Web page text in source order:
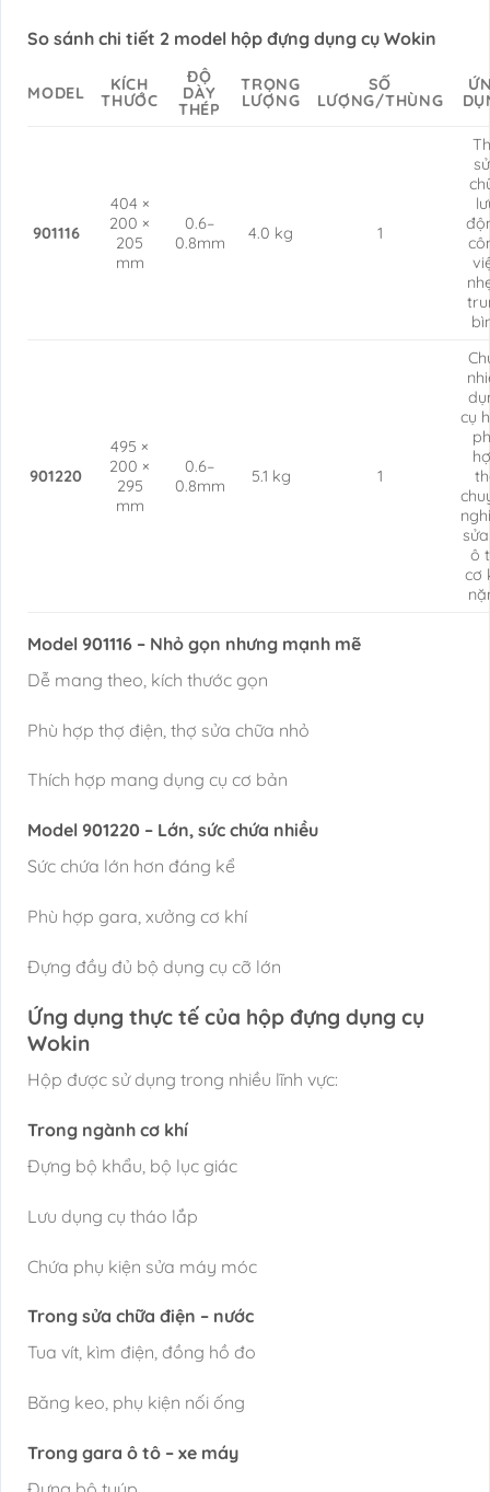
So sánh chi tiết 2 model hộp đựng dụng cụ Wokin
MODEL
KÍCH
THƯỚC
ĐỘ
DÀY
THÉP
TRỌNG
LƯỢNG
SỐ
LƯỢNG/THÙNG
901116
404 ×
200 ×
205
mm
0.6–
0.8mm
4.0 kg 1
901220
495 ×
200 ×
295
mm
0.6–
0.8mm
5.1 kg 1
cụ
ô
cơ
Model 901116 – Nhỏ gọn nhưng mạnh mẽ
Dễ mang theo, kích thước gọn
Phù hợp thợ điện, thợ sửa chữa nhỏ
Thích hợp mang dụng cụ cơ bản
Model 901220 – Lớn, sức chứa nhiều
Sức chứa lớn hơn đáng kể
Phù hợp gara, xưởng cơ khí
Đựng đầy đủ bộ dụng cụ cỡ lớn
Ứng dụng thực tế của hộp đựng dụng cụ
Wokin
Hộp được sử dụng trong nhiều lĩnh vực:
Trong ngành cơ khí
Đựng bộ khẩu, bộ lục giác
Lưu dụng cụ tháo lắp
Chứa phụ kiện sửa máy móc
Trong sửa chữa điện – nước
Tua vít, kìm điện, đồng hồ đo
Băng keo, phụ kiện nối ống
Trong gara ô tô – xe máy